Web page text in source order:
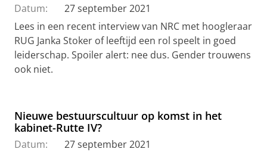
Datum:
27 september 2021
Lees in een recent interview van NRC met hoogleraar
RUG Janka Stoker of leeftijd een rol speelt in goed
leiderschap. Spoiler alert: nee dus. Gender trouwens
ook niet.
Nieuwe bestuurscultuur op komst in het
kabinet-Rutte IV?
Datum:
27 september 2021